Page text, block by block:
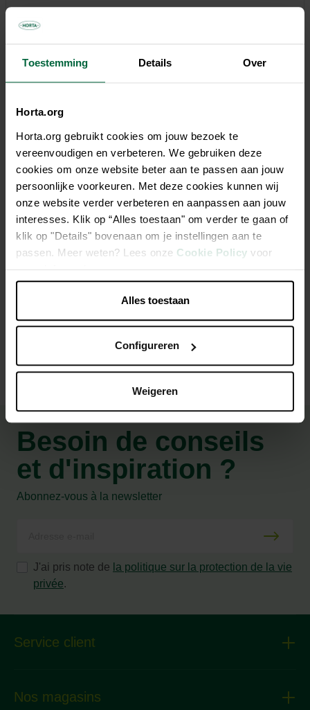
Toestemming Details Over
Horta.org
Horta.org gebruikt cookies om jouw bezoek te
vereenvoudigen en verbeteren. We gebruiken deze
cookies om onze website beter aan te passen aan jouw
persoonlijke voorkeuren. Met deze cookies kunnen wij
onze website verder verbeteren en aanpassen aan jouw
interesses. Klik op “Alles toestaan" om verder te gaan of
klik op "Details" bovenaan om je instellingen aan te
passen. Meer weten? Lees onze Cookie Policy voor
meer informatie.
Alles toestaan
Configureren
Weigeren
Tous les magasins n'ont pas la même gamme
Description
Fourche à fumier avec manche T en frêne, légèrement
courbé. Dimensions fourche: 20x32cm. Longueur manche:
100cm
Pour arracher des pommes de terre
Avec douille
Caractéristiques
Besoin de conseils
et d'inspiration ?
Abonnez-vous à la newsletter
J'ai pris note de la politique sur la protection de la vie
privée.
Service client
Nos magasins